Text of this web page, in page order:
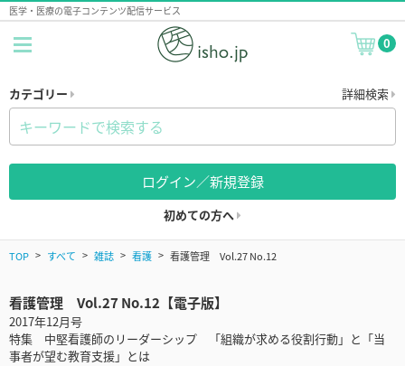
医学・医療の電子コンテンツ配信サービス
0
カテゴリー 詳細検索
ログイン／新規登録
初めての方へ
TOP すべて 雑誌 看護 看護管理 Vol.27 No.12
看護管理 Vol.27 No.12【電子版】
2017年12月号
特集 中堅看護師のリーダーシップ 「組織が求める役割行動」と「当
事者が望む教育支援」とは